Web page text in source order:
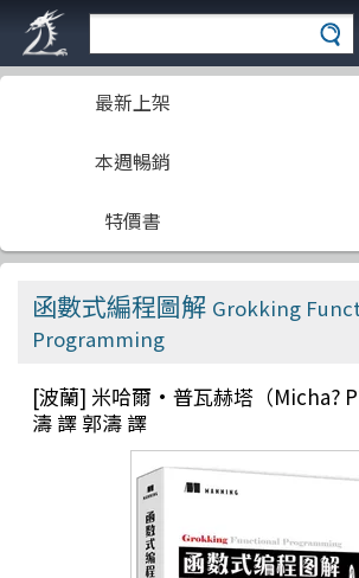
最新上架
本週暢銷
特價書
函數式編程圖解 Grokking
Programming
[波蘭] 米哈爾·普瓦赫塔（Micha?
濤 譯 郭濤 譯